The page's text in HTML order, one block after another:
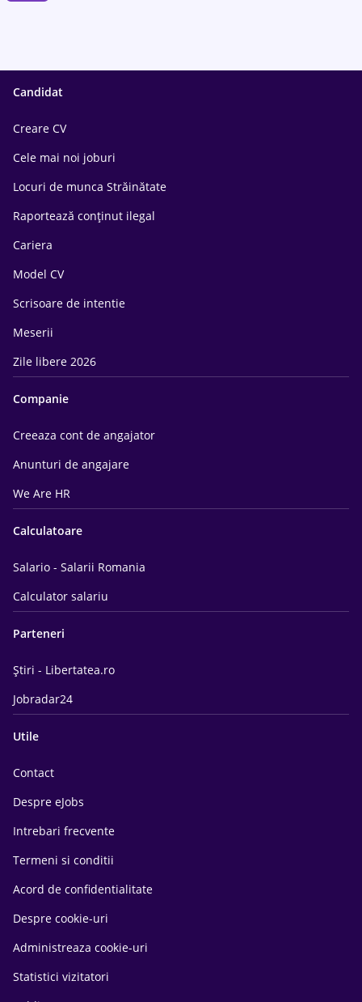
Candidat
Creare CV
Cele mai noi joburi
Locuri de munca Străinătate
Raportează conținut ilegal
Cariera
Model CV
Scrisoare de intentie
Meserii
Zile libere 2026
Companie
Creeaza cont de angajator
Anunturi de angajare
We Are HR
Calculatoare
Salario - Salarii Romania
Calculator salariu
Parteneri
Știri - Libertatea.ro
Jobradar24
Utile
Contact
Despre eJobs
Intrebari frecvente
Termeni si conditii
Acord de confidentialitate
Despre cookie-uri
Administreaza cookie-uri
Statistici vizitatori